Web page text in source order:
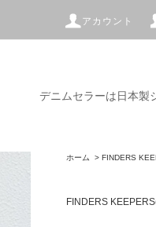
アカウント
デニムセラーは日本製
ホーム > FINDERS
FINDERS